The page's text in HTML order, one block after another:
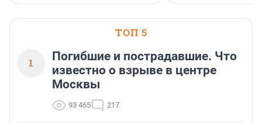
ТОП 5
1
Погибшие и пострадавшие. Что
известно о взрыве в центре
Москвы
93 465 217